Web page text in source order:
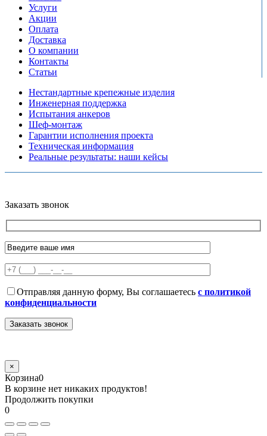
Услуги
Акции
Оплата
Доставка
О компании
Контакты
Статьи
Нестандартные крепежные изделия
Инженерная поддержка
Испытания анкеров
Шеф-монтаж
Гарантии исполнения проекта
Техническая информация
Реальные результаты: наши кейсы
Заказать звонок
Отправляя данную форму, Вы соглашаетесь с политикой
конфиденциальности
×
Корзина0
В корзине нет никаких продуктов!
Продолжить покупки
0